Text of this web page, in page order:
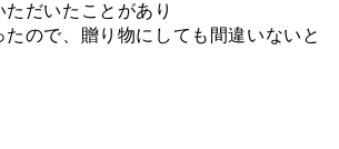
だいたことがあり
たので、贈り物にしても間違いないと